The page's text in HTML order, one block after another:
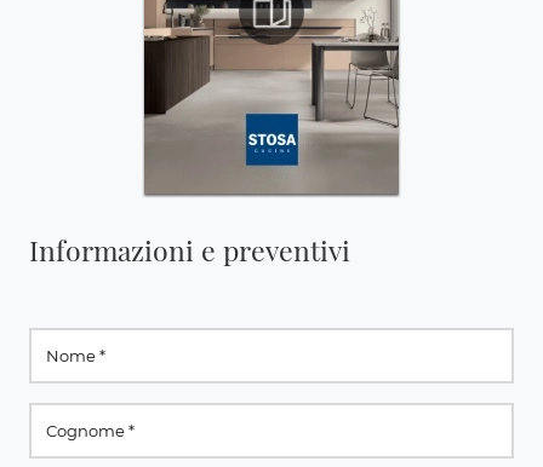
Informazioni e preventivi